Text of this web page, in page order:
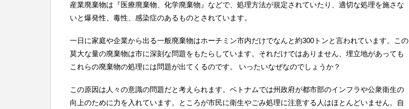
産業廃棄物は『医療廃棄物、化学廃棄物』などで、処理方法が規定されていたり、適切な処理を施さな
いと爆発性、毒性、感染症のあるものとされています。
一日に家庭や企業から出る一般廃棄物はホーチミン市内だけでなんと約300トンと言われています。この
莫大な量の廃棄物は市に深刻な問題をもたらしています。それだけではありません、埋立地があっても
これらの廃棄物の処理には問題が出てくるのです。 いったいなぜなのでしょうか？
この原因は人々の意識の問題だと考えられます。ベトナムでは州政府が都市部のインフラや公衆衛生の
向上のために力を入れています。ところが市民に衛生やごみ処理に注意する人はほとんどいません。自